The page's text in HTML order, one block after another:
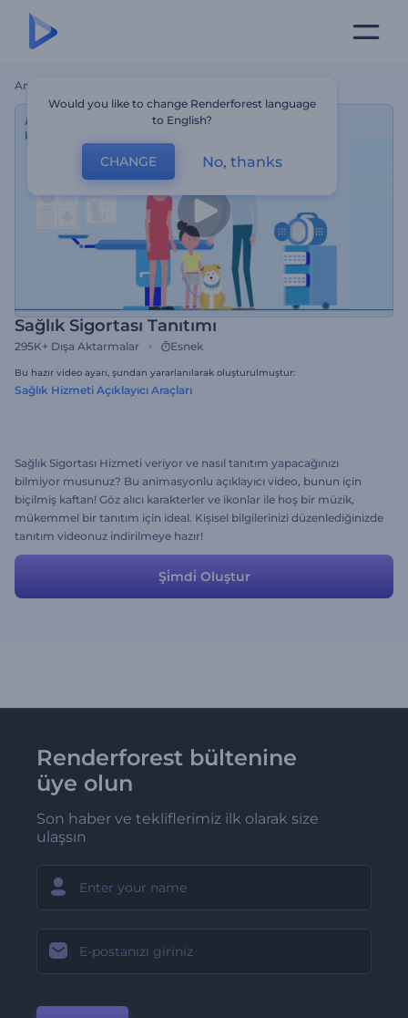
Ana Sayfa
Sağlık Sigortası Tanıtımı
295K+ Dışa Aktarmalar Esnek
Bu hazır video ayarı, şundan yararlanılarak oluşturulmuştur:
Sağlık Hizmeti Açıklayıcı Araçları
Sağlık Sigortası Hizmeti veriyor ve nasıl tanıtım yapacağınızı
bilmiyor musunuz? Bu animasyonlu açıklayıcı video, bunun için
biçilmiş kaftan! Göz alıcı karakterler ve ikonlar ile hoş bir müzik,
mükemmel bir tanıtım için ideal. Kişisel bilgilerinizi düzenlediğinizde
tanıtım videonuz indirilmeye hazır!
Şi̇mdi̇ Oluştur
Renderforest bültenine
üye olun
Son haber ve tekliflerimiz ilk olarak size
ulaşsın
Would you like to change Renderforest language
to English?
CHANGE No, thanks